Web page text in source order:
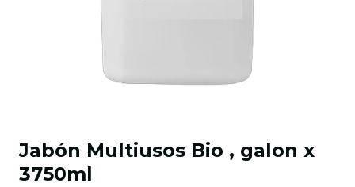
Jabón Multiusos Bio , galon x
3750ml